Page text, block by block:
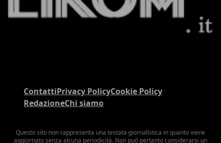
ContattiPrivacy PolicyCookie Policy
RedazioneChi siamo
Questo sito non rappresenta una testata giornalistica in quanto viene
aggiornato senza alcuna periodicità. Non può pertanto considerarsi un